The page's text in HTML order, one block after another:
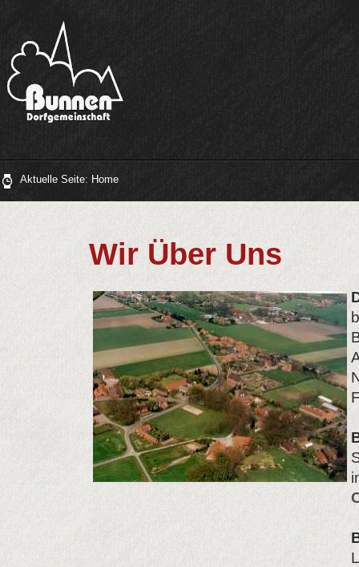
Aktuelle Seite: Home
Wir Über Uns